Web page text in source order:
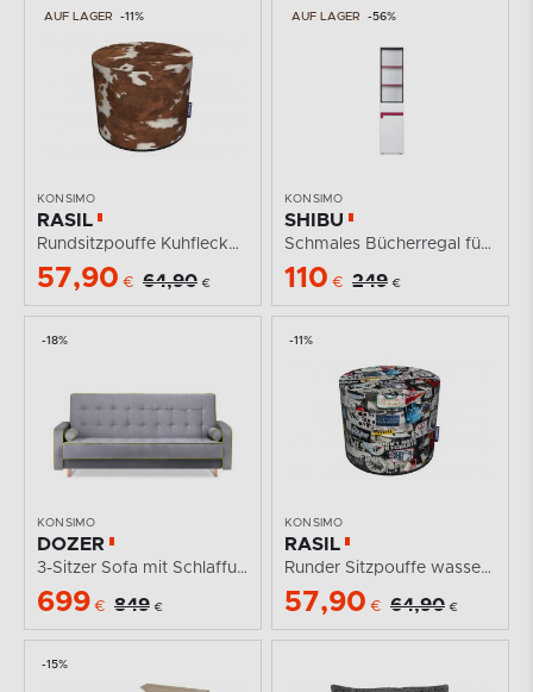
AUF LAGER -11%
KONSIMO
RASIL
Rundsitzpouffe Kuhfleckenmuster
57,90 € 64,90 €
AUF LAGER -56%
KONSIMO
SHIBU
Schmales Bücherregal für Kinder
110 € 249 €
-18%
KONSIMO
DOZER
3-Sitzer Sofa mit Schlaffunktion bunt
699 € 849 €
-11%
KONSIMO
RASIL
Runder Sitzpouffe wasserdicht Schriftzug
57,90 € 64,90 €
-15%